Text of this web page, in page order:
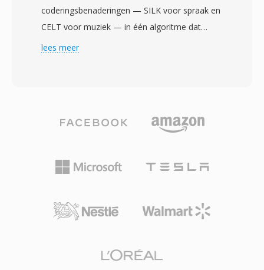
configuratie. De SoX-audiotoolkit biedt native
lees- en schrijfondersteuning, waardoor het
eenvoudig is VMS-opnames te converteren
compact genoeg voor systemen met beperkte
schijfcapaciteit, wat cruciaal was in vroege
degradeert sierlijk onder ruizige
spraakverstaanbaarheid zelfs bij optredende
fouten. Hoewel VMS is verdrongen door
blijft het relevant voor het terughalen van
coderingsbenaderingen — SILK voor spraak en
CELT voor muziek — in één algoritme dat
vloeiend overgaat tussen beide op basis van
kbps, hifi-muziek bij 128 kbps en alles
tot 510 kbps, samplefrequenties tot 48 kHz en
framegroottes zo klein als 2,5 ms, waardoor
alle mainstream audiocodecs. Drie voordelen
licentiebarrieeres wegvallen die proprietary
lees meer